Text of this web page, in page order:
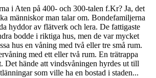
i Aten på 400- och 300-talen f.Kr? Ja, det
människor man talar om. Bondefamiljerna
hyddor av flätverk och lera. De fattigaste
bodde i riktiga hus, men de var mycket
hus en våning med två eller tre små rum.
med ett eller två rum. En trätrappa
Det hände att vindsvåningen hyrdes ut till
som ville ha en bostad i staden...